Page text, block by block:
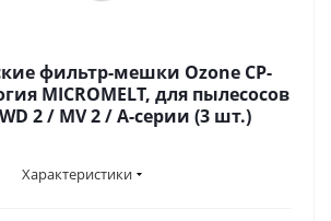
фильтр-мешки Ozone CP-
MICROMELT, для пылесосов
WD 2 / MV 2 / A-серии (3 шт.)
Характеристики